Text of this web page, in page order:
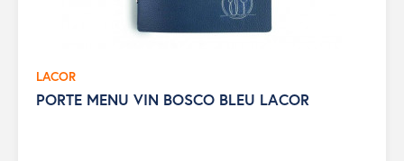
LACOR
PORTE MENU VIN BOSCO BLEU LACOR